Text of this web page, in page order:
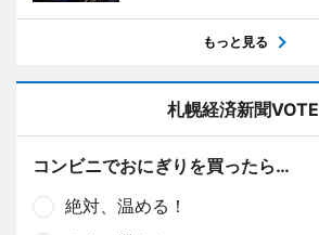
もっと見る
札幌経済新聞VOTE
コンビニでおにぎりを買ったら…
絶対、温める！